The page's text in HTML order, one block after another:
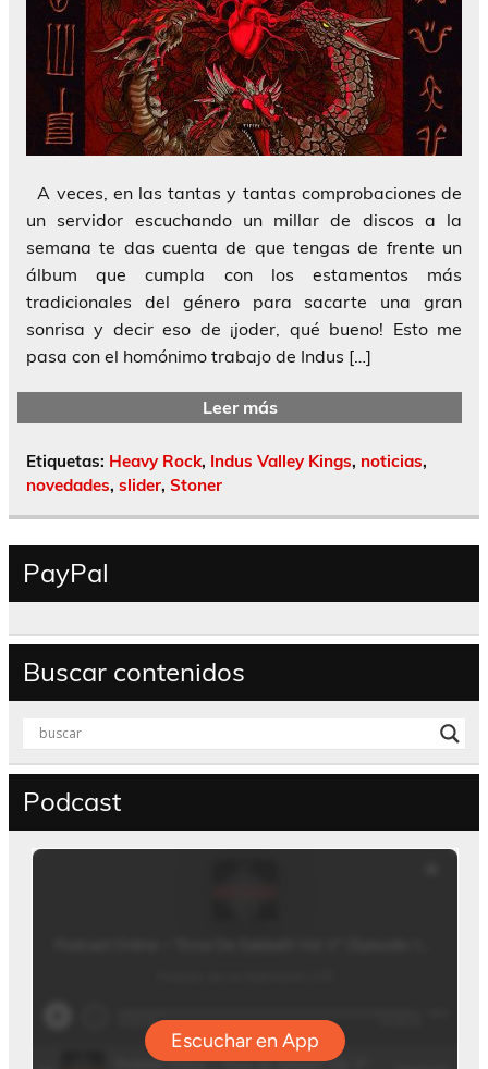
A veces, en las tantas y tantas comprobaciones de
un servidor escuchando un millar de discos a la
semana te das cuenta de que tengas de frente un
álbum que cumpla con los estamentos más
tradicionales del género para sacarte una gran
sonrisa y decir eso de ¡joder, qué bueno! Esto me
pasa con el homónimo trabajo de Indus […]
Leer más
Etiquetas: Heavy Rock, Indus Valley Kings, noticias,
novedades, slider, Stoner
PayPal
Buscar contenidos
Podcast